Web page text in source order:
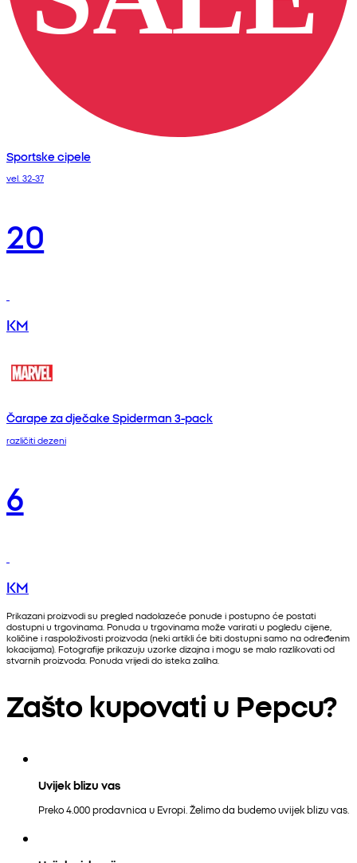
Sportske cipele
vel. 32-37
20
KM
Čarape za dječake Spiderman 3-pack
različiti dezeni
6
KM
Prikazani proizvodi su pregled nadolazeće ponude i postupno će postati
dostupni u trgovinama. Ponuda u trgovinama može varirati u pogledu cijene,
količine i raspoloživosti proizvoda (neki artikli će biti dostupni samo na određenim
lokacijama). Fotografije prikazuju uzorke dizajna i mogu se malo razlikovati od
stvarnih proizvoda. Ponuda vrijedi do isteka zaliha.
Zašto kupovati u Pepcu?
Uvijek blizu vas
Preko 4.000 prodavnica u Evropi. Želimo da budemo uvijek blizu vas.